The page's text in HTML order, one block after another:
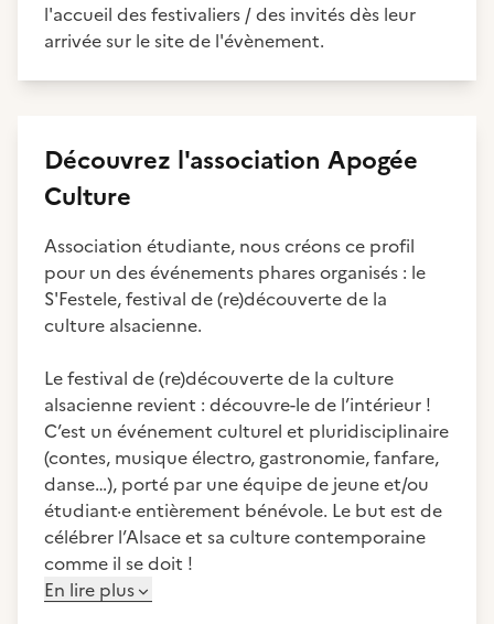
l'accueil des festivaliers / des invités dès leur
arrivée sur le site de l'évènement.
Découvrez l'association Apogée
Culture
Association étudiante, nous créons ce profil
pour un des événements phares organisés : le
S'Festele, festival de (re)découverte de la
culture alsacienne.
Le festival de (re)découverte de la culture
alsacienne revient : découvre-le de l’intérieur !
C’est un événement culturel et pluridisciplinaire
(contes, musique électro, gastronomie, fanfare,
danse…), porté par une équipe de jeune et/ou
étudiant·e entièrement bénévole. Le but est de
célébrer l’Alsace et sa culture contemporaine
comme il se doit !
En lire plus